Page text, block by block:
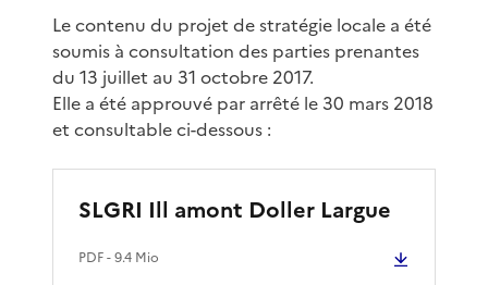
Le contenu du projet de stratégie locale a été
soumis à consultation des parties prenantes
du 13 juillet au 31 octobre 2017.
Elle a été approuvé par arrêté le 30 mars 2018
et consultable ci-dessous :
SLGRI Ill amont Doller Largue
PDF- 9.4 Mio